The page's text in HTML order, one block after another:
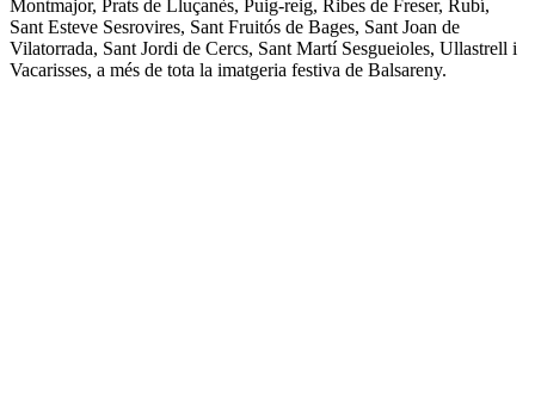
Montmajor, Prats de Lluçanès, Puig-reig, Ribes de Freser, Rubí,
Sant Esteve Sesrovires, Sant Fruitós de Bages, Sant Joan de
Vilatorrada, Sant Jordi de Cercs, Sant Martí Sesgueioles, Ullastrell i
Vacarisses, a més de tota la imatgeria festiva de Balsareny.